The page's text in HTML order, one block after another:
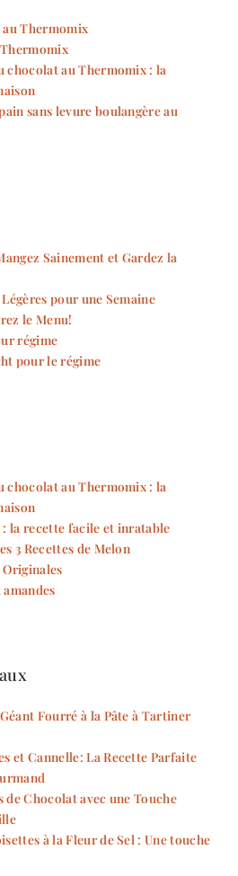
Thermomix
chocolat au Thermomix : la
sans levure boulangère au
Sainement et Gardez la
pour une Semaine
le Menu!
régime
pour le régime
chocolat au Thermomix : la
la recette facile et inratable
3 Recettes de Melon
Fourré à la Pâte à Tartiner
et Cannelle: La Recette Parfaite
de Chocolat avec une Touche
à la Fleur de Sel : Une touche